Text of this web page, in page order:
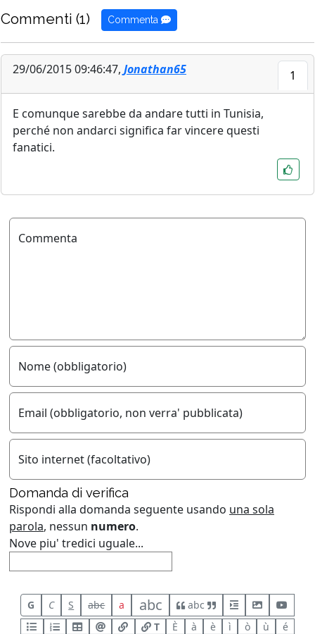
Commenti (1) Commenta
29/06/2015 09:46:47, Jonathan65 1
E comunque sarebbe da andare tutti in Tunisia,
perché non andarci significa far vincere questi
fanatici.
Commenta
Nome (obbligatorio)
Email (obbligatorio, non verra' pubblicata)
Sito internet (facoltativo)
Domanda di verifica
Rispondi alla domanda seguente usando una sola
parola, nessun numero.
Nove piu' tredici uguale...
G C S abc a abc
abc
T
È à è ì ò ù é